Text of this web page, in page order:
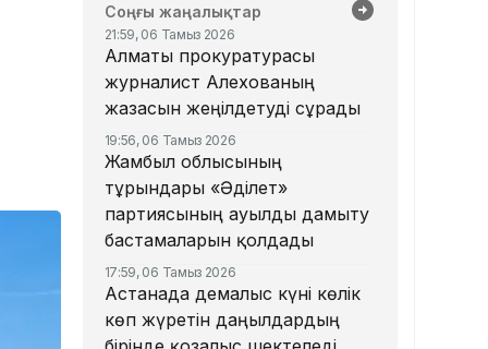
Соңғы жаңалықтар
21:59, 06 Тамыз 2026
Алматы прокуратурасы
журналист Алехованың
жазасын жеңілдетуді сұрады
19:56, 06 Тамыз 2026
Жамбыл облысының
тұрғындары «Әділет»
партиясының ауылды дамыту
бастамаларын қолдады
17:59, 06 Тамыз 2026
Астанада демалыс күні көлік
көп жүретін даңғылдардың